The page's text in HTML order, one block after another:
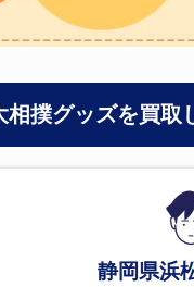
撲グッズを買取
静岡県浜